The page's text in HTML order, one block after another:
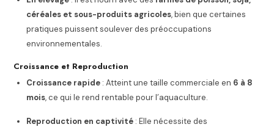
céréales et sous-produits agricoles, bien que certaines
pratiques puissent soulever des préoccupations
environnementales.
Croissance et Reproduction
Croissance rapide : Atteint une taille commerciale en 6 à 8
mois, ce qui le rend rentable pour l’aquaculture.
Reproduction en captivité : Elle nécessite des